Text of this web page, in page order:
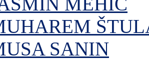
SANIN